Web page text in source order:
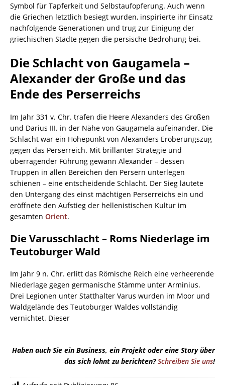
Symbol für Tapferkeit und Selbstaufopferung. Auch wenn
die Griechen letztlich besiegt wurden, inspirierte ihr Einsatz
nachfolgende Generationen und trug zur Einigung der
griechischen Städte gegen die persische Bedrohung bei.
Die Schlacht von Gaugamela –
Alexander der Große und das
Ende des Perserreichs
Im Jahr 331 v. Chr. trafen die Heere Alexanders des Großen
und Darius III. in der Nähe von Gaugamela aufeinander. Die
Schlacht war ein Höhepunkt von Alexanders Eroberungszug
gegen das Perserreich. Mit brillanter Strategie und
überragender Führung gewann Alexander – dessen
Truppen in allen Bereichen den Persern unterlegen
schienen – eine entscheidende Schlacht. Der Sieg läutete
den Untergang des einst mächtigen Perserreichs ein und
eröffnete den Aufstieg der hellenistischen Kultur im
gesamten Orient.
Die Varusschlacht – Roms Niederlage im
Teutoburger Wald
Im Jahr 9 n. Chr. erlitt das Römische Reich eine verheerende
Niederlage gegen germanische Stämme unter Arminius.
Drei Legionen unter Statthalter Varus wurden im Moor und
Waldgelände des Teutoburger Waldes vollständig
vernichtet. Dieser
Haben auch Sie ein Business, ein Projekt oder eine Story über
das sich lohnt zu berichten?Schreiben Sie uns!